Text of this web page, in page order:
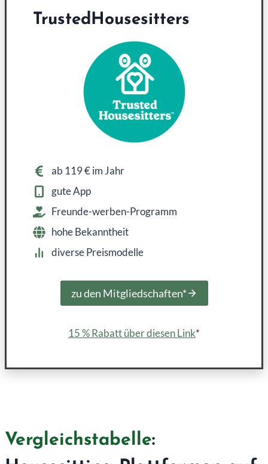
TrustedHousesitters
ab 119 € im Jahr
gute App
Freunde-werben-Programm
hohe Bekanntheit
diverse Preismodelle
zu den Mitgliedschaften*
15 % Rabatt über diesen Link*
Vergleichstabelle: